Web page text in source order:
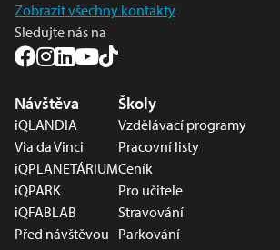
Zobrazit všechny kontakty
Sledujte nás na
Nabídka v zápatí
Návštěva
iQLANDIA
Via da Vinci
iQPLANETÁRIUM
iQPARK
iQFABLAB
Před návštěvou
Školy
Vzdělávací programy
Pracovní listy
Ceník
Pro učitele
Stravování
Parkování